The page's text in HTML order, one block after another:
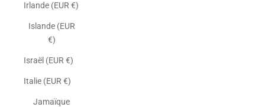
Irlande (EUR €)
Islande (EUR
€)
Israël (EUR €)
Italie (EUR €)
Jamaïque